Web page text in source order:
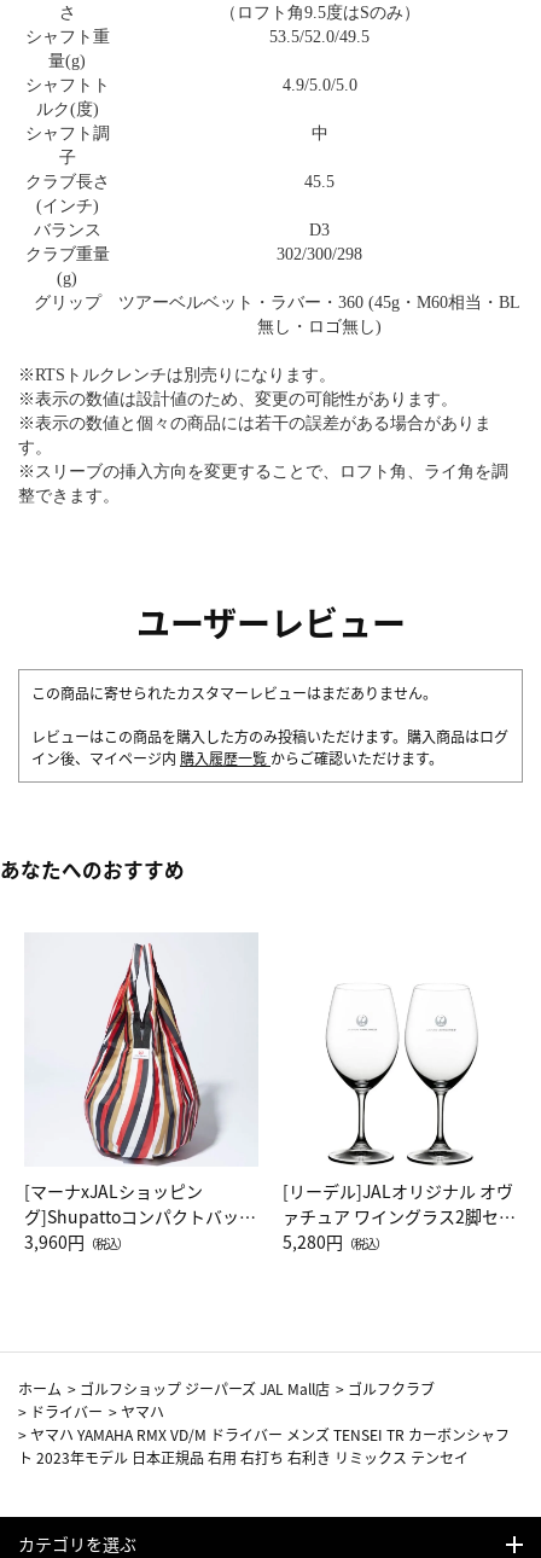
さ
（ロフト角9.5度はSのみ）
シャフト重
量(g)
53.5/52.0/49.5
シャフトト
ルク(度)
4.9/5.0/5.0
シャフト調
子
中
クラブ長さ
(インチ)
45.5
バランス
D3
クラブ重量
(g)
302/300/298
グリップ
ツアーベルベット・ラバー・360 (45g・M60相当・BL
無し・ロゴ無し)
※RTSトルクレンチは別売りになります。
※表示の数値は設計値のため、変更の可能性があります。
※表示の数値と個々の商品には若干の誤差がある場合がありま
す。
※スリーブの挿入方向を変更することで、ロフト角、ライ角を調
整できます。
ユーザーレビュー
この商品に寄せられたカスタマーレビューはまだありません。
レビューはこの商品を購入した方のみ投稿いただけます。購入商品はログ
イン後、マイページ内 購入履歴一覧 からご確認いただけます。
あなたへのおすすめ
[マーナxJALショッピン
グ]Shupattoコンパクトバッグ
Drop JAL客室乗務員（LC）ス
3,960円 （税込）
[リーデル]JALオリジナル オヴ
ァチュア ワイングラス2脚セッ
ト（レッドワイン）
5,280円 （税込）
ホーム > ゴルフショップ ジーパーズ JAL Mall店 > ゴルフクラブ
> ドライバー >ヤマハ
>ヤマハ YAMAHA RMX VD/M ドライバー メンズ TENSEI TR カーボンシャフ
ト 2023年モデル 日本正規品 右用 右打ち 右利き リミックス テンセイ
カテゴリを選ぶ